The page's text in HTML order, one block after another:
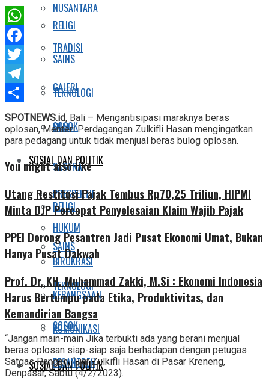
RELIGI
SAINS
TEKNOLOGI
SOSOK
SOSIAL DAN POLITIK
PRESPEKTIF
HUKUM
BIROKRASI
KEBANGSAAN
KOMUNIKASI
PESANTREN
NUSANTARA
TRADISI
GALERI
FILM
SASTRA
RELIGI
SAINS
TEKNOLOGI
SOSOK
SOSIAL DAN POLITIK
WhatsApp
Facebook
Twitter
Telegram
Share
SPOTNEWS.id, Bali – Mengantisipasi maraknya beras
oplosan, Menteri Perdagangan Zulkifli Hasan mengingatkan
para pedagang untuk tidak menjual beras bulog oplosan.
You might also like
Utang Restitusi Pajak Tembus Rp70,25 Triliun, HIPMI
Minta DJP Percepat Penyelesaian Klaim Wajib Pajak
PPEI Dorong Pesantren Jadi Pusat Ekonomi Umat, Bukan
Hanya Pusat Dakwah
Prof. Dr. KH. Muhammad Zakki, M.Si : Ekonomi Indonesia
Harus Bertumpu pada Etika, Produktivitas, dan
Kemandirian Bangsa
“Jangan main-main Jika terbukti ada yang berani menjual
beras oplosan siap-siap saja berhadapan dengan petugas
Satgas Pangan, “ujar Zulkifli Hasan di Pasar Kreneng,
Denpasar, Sabtu (4/2/2023).